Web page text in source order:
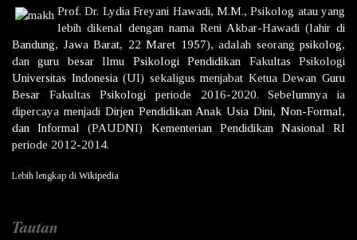
Prof. Dr. Lydia Freyani Hawadi, M.M., Psikolog atau yang
lebih dikenal dengan nama Reni Akbar-Hawadi (lahir di
Bandung, Jawa Barat, 22 Maret 1957), adalah seorang psikolog,
danguru besarIlmu Psikologi Pendidikan Fakultas Psikologi
Universitas Indonesia (UI) sekaligus menjabat Ketua DewanGuru
Besar FakultasPsikologi periode 2016-2020. Sebelumnya ia
dipercaya menjadi Dirjen Pendidikan Anak Usia Dini, Non-Formal,
dan Informal
(PAUDNI) Kementerian Pendidikan Nasional
RI
periode 2012-2014.
Lebih lengkap di Wikipedia
Tautan